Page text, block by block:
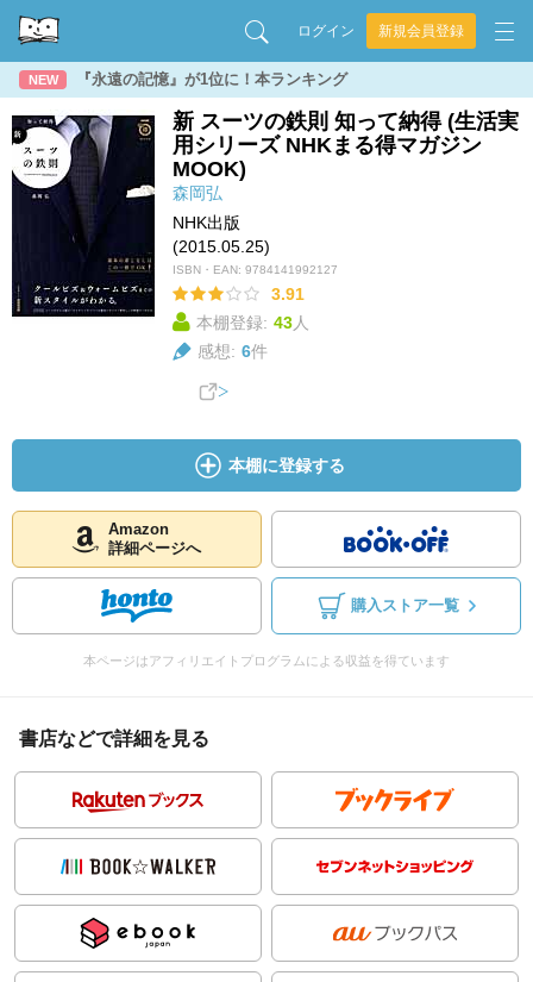
ログイン 新規会員登録
NEW 『永遠の記憶』が1位に！本ランキング
新 スーツの鉄則 知って納得 (生活実
用シリーズ NHKまる得マガジン
MOOK)
森岡弘
NHK出版
(2015.05.25)
ISBN・EAN: 9784141992127
3.91
本棚登録: 43人
感想: 6件
本棚に登録する
Amazon
詳細ページへ
購入ストア一覧
本ページはアフィリエイトプログラムによる収益を得ています
書店などで詳細を見る